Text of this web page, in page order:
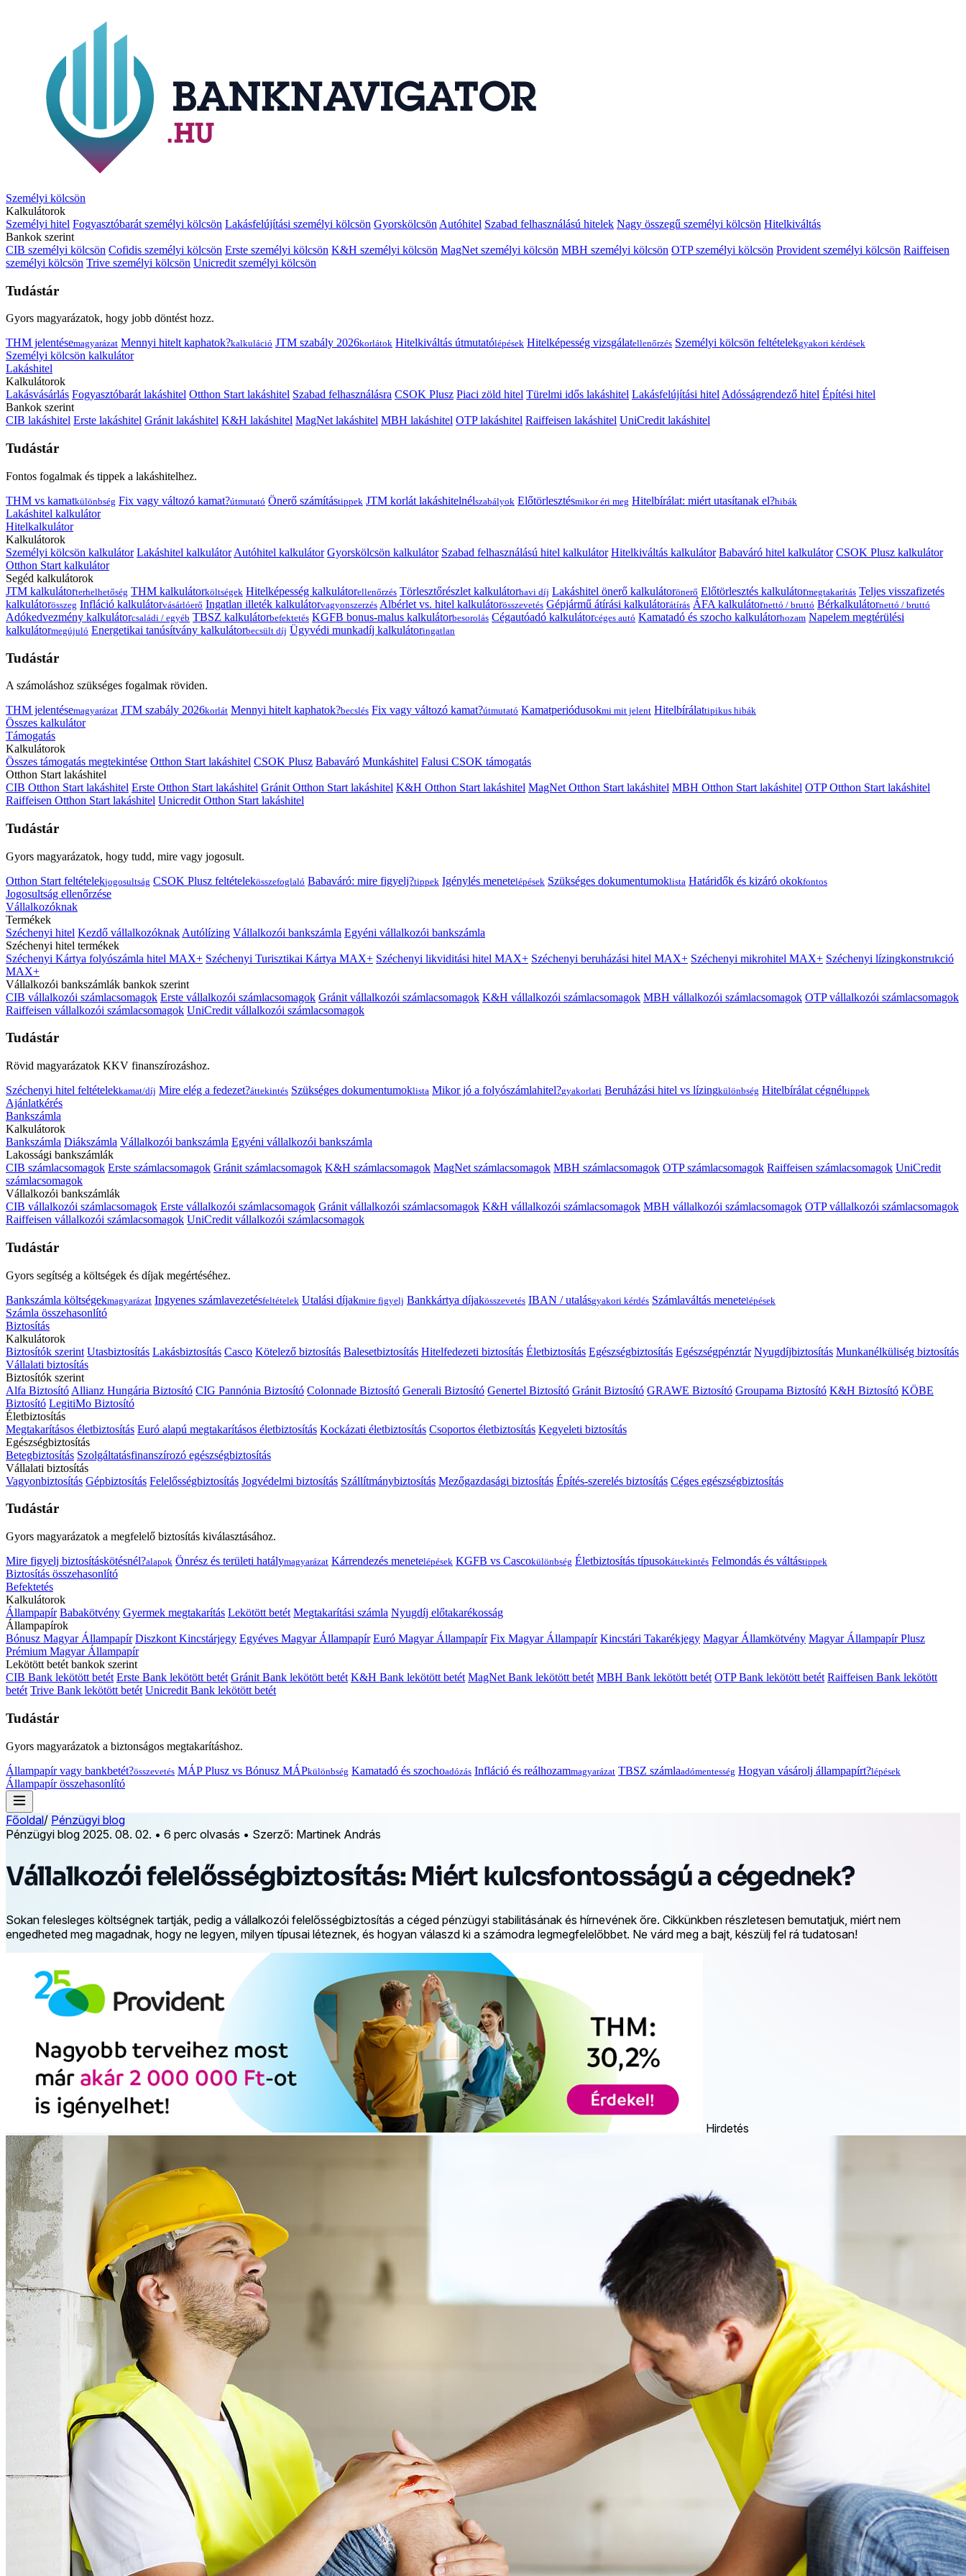
Személyi kölcsön
Kalkulátorok
Személyi hitel Fogyasztóbarát személyi kölcsön Lakásfelújítási személyi kölcsön Gyorskölcsön Autóhitel Szabad felhasználású hitelek Nagy összegű személyi kölcsön Hitelkiváltás
Bankok szerint
CIB személyi kölcsön Cofidis személyi kölcsön Erste személyi kölcsön K&H személyi kölcsön MagNet személyi kölcsön MBH személyi kölcsön OTP személyi kölcsön Provident személyi kölcsön Raiffeisen
személyi kölcsön Trive személyi kölcsön Unicredit személyi kölcsön
Tudástár
Gyors magyarázatok, hogy jobb döntést hozz.
THM jelentésemagyarázat Mennyi hitelt kaphatok?kalkuláció JTM szabály 2026korlátok Hitelkiváltás útmutatólépések Hitelképesség vizsgálatellenőrzés Személyi kölcsön feltételekgyakori kérdések
Személyi kölcsön kalkulátor
Lakáshitel
Kalkulátorok
Lakásvásárlás Fogyasztóbarát lakáshitel Otthon Start lakáshitel Szabad felhasználásra CSOK Plusz Piaci zöld hitel Türelmi idős lakáshitel Lakásfelújítási hitelAdósságrendező hitel Építési hitel
Bankok szerint
CIB lakáshitel Erste lakáshitel Gránit lakáshitel K&H lakáshitel MagNet lakáshitel MBH lakáshitel OTP lakáshitel Raiffeisen lakáshitel UniCredit lakáshitel
Tudástár
Fontos fogalmak és tippek a lakáshitelhez.
THM vs kamatkülönbség Fix vagy változó kamat?útmutató Önerő számítástippek JTM korlát lakáshitelnélszabályok Előtörlesztésmikor éri meg Hitelbírálat: miért utasítanak el?hibák
Lakáshitel kalkulátor
Hitelkalkulátor
Kalkulátorok
Személyi kölcsön kalkulátor Lakáshitel kalkulátor Autóhitel kalkulátor Gyorskölcsön kalkulátor Szabad felhasználású hitel kalkulátor Hitelkiváltás kalkulátor Babaváró hitel kalkulátor CSOK Plusz kalkulátor
Otthon Start kalkulátor
Segéd kalkulátorok
JTM kalkulátorterhelhetőség THM kalkulátorköltségek Hitelképesség kalkulátorellenőrzés Törlesztőrészlet kalkulátorhavi díj Lakáshitel önerő kalkulátorönerő Előtörlesztés kalkulátormegtakarítás Teljes visszafizetés
kalkulátorösszeg Infláció kalkulátorvásárlóerő Ingatlan illeték kalkulátorvagyonszerzés Albérlet vs. hitel kalkulátorösszevetés Gépjármű átírási kalkulátorátírás ÁFA kalkulátornettó / bruttó Bérkalkulátornettó / bruttó
Adókedvezmény kalkulátorcsaládi / egyéb TBSZ kalkulátorbefektetés KGFB bonus-malus kalkulátorbesorolás Cégautóadó kalkulátorcéges autó Kamatadó és szocho kalkulátorhozam Napelem megtérülési
kalkulátormegújuló Energetikai tanúsítvány kalkulátorbecsült díj Ügyvédi munkadíj kalkulátoringatlan
Tudástár
A számoláshoz szükséges fogalmak röviden.
THM jelentésemagyarázat JTM szabály 2026korlát Mennyi hitelt kaphatok?becslés Fix vagy változó kamat?útmutató Kamatperiódusokmi mit jelent Hitelbírálattipikus hibák
Összes kalkulátor
Támogatás
Kalkulátorok
Összes támogatás megtekintése Otthon Start lakáshitel CSOK Plusz Babaváró Munkáshitel Falusi CSOK támogatás
Otthon Start lakáshitel
CIB Otthon Start lakáshitel Erste Otthon Start lakáshitel Gránit Otthon Start lakáshitel K&H Otthon Start lakáshitel MagNet Otthon Start lakáshitel MBH Otthon Start lakáshitel OTP Otthon Start lakáshitel
Raiffeisen Otthon Start lakáshitel Unicredit Otthon Start lakáshitel
Tudástár
Gyors magyarázatok, hogy tudd, mire vagy jogosult.
Otthon Start feltételekjogosultság CSOK Plusz feltételekösszefoglaló Babaváró: mire figyelj?tippek Igénylés menetelépések Szükséges dokumentumoklista Határidők és kizáró okokfontos
Jogosultság ellenőrzése
Vállalkozóknak
Termékek
Széchenyi hitel Kezdő vállalkozóknak Autólízing Vállalkozói bankszámla Egyéni vállalkozói bankszámla
Széchenyi hitel termékek
Széchenyi Kártya folyószámla hitel MAX+ Széchenyi Turisztikai Kártya MAX+ Széchenyi likviditási hitel MAX+ Széchenyi beruházási hitel MAX+ Széchenyi mikrohitel MAX+ Széchenyi lízingkonstrukció
MAX+
Vállalkozói bankszámlák bankok szerint
CIB vállalkozói számlacsomagok Erste vállalkozói számlacsomagok Gránit vállalkozói számlacsomagok K&H vállalkozói számlacsomagok MBH vállalkozói számlacsomagok OTP vállalkozói számlacsomagok
Raiffeisen vállalkozói számlacsomagok UniCredit vállalkozói számlacsomagok
Tudástár
Rövid magyarázatok KKV finanszírozáshoz.
Széchenyi hitel feltételekkamat/díj Mire elég a fedezet?áttekintés Szükséges dokumentumoklista Mikor jó a folyószámlahitel?gyakorlati Beruházási hitel vs lízingkülönbség Hitelbírálat cégnéltippek
Ajánlatkérés
Bankszámla
Kalkulátorok
Bankszámla Diákszámla Vállalkozói bankszámla Egyéni vállalkozói bankszámla
Lakossági bankszámlák
CIB számlacsomagok Erste számlacsomagok Gránit számlacsomagok K&H számlacsomagok MagNet számlacsomagok MBH számlacsomagok OTP számlacsomagok Raiffeisen számlacsomagok UniCredit
számlacsomagok
Vállalkozói bankszámlák
CIB vállalkozói számlacsomagok Erste vállalkozói számlacsomagok Gránit vállalkozói számlacsomagok K&H vállalkozói számlacsomagok MBH vállalkozói számlacsomagok OTP vállalkozói számlacsomagok
Raiffeisen vállalkozói számlacsomagok UniCredit vállalkozói számlacsomagok
Tudástár
Gyors segítség a költségek és díjak megértéséhez.
Bankszámla költségekmagyarázat Ingyenes számlavezetésfeltételek Utalási díjakmire figyelj Bankkártya díjakösszevetés IBAN / utalásgyakori kérdés Számlaváltás menetelépések
Számla összehasonlító
Biztosítás
Kalkulátorok
Biztosítók szerint Utasbiztosítás Lakásbiztosítás Casco Kötelező biztosítás Balesetbiztosítás Hitelfedezeti biztosítás Életbiztosítás Egészségbiztosítás Egészségpénztár Nyugdíjbiztosítás Munkanélküliség biztosítás
Vállalati biztosítás
Biztosítók szerint
Alfa Biztosító Allianz Hungária Biztosító CIG Pannónia Biztosító Colonnade Biztosító Generali Biztosító Genertel Biztosító Gránit Biztosító GRAWE Biztosító Groupama Biztosító K&H Biztosító KÖBE
Biztosító LegitiMo Biztosító
Életbiztosítás
Megtakarításos életbiztosítás Euró alapú megtakarításos életbiztosítás Kockázati életbiztosítás Csoportos életbiztosítás Kegyeleti biztosítás
Egészségbiztosítás
Betegbiztosítás Szolgáltatásfinanszírozó egészségbiztosítás
Vállalati biztosítás
Vagyonbiztosítás Gépbiztosítás Felelősségbiztosítás Jogvédelmi biztosítás Szállítmánybiztosítás Mezőgazdasági biztosítás Építés-szerelés biztosítás Céges egészségbiztosítás
Tudástár
Gyors magyarázatok a megfelelő biztosítás kiválasztásához.
Mire figyelj biztosításkötésnél?alapok Önrész és területi hatálymagyarázat Kárrendezés menetelépések KGFB vs Cascokülönbség Életbiztosítás típusokáttekintés Felmondás és váltástippek
Biztosítás összehasonlító
Befektetés
Kalkulátorok
Állampapír Babakötvény Gyermek megtakarítás Lekötött betét Megtakarítási számla Nyugdíj előtakarékosság
Állampapírok
Bónusz Magyar Állampapír Diszkont Kincstárjegy Egyéves Magyar Állampapír Euró Magyar Állampapír Fix Magyar Állampapír Kincstári Takarékjegy Magyar Államkötvény Magyar Állampapír Plusz
Prémium Magyar Állampapír
Lekötött betét bankok szerint
CIB Bank lekötött betét Erste Bank lekötött betét Gránit Bank lekötött betét K&H Bank lekötött betét MagNet Bank lekötött betét MBH Bank lekötött betét OTP Bank lekötött betét Raiffeisen Bank lekötött
betét Trive Bank lekötött betét Unicredit Bank lekötött betét
Tudástár
Gyors magyarázatok a biztonságos megtakarításhoz.
Állampapír vagy bankbetét?összevetés MÁP Plusz vs Bónusz MÁPkülönbség Kamatadó és szochoadózás Infláció és reálhozammagyarázat TBSZ számlaadómentesség Hogyan vásárolj állampapírt?lépések
Állampapír összehasonlító
Főoldal/ Pénzügyi blog
Pénzügyi blog 2025. 08. 02. • 6 perc olvasás • Szerző: Martinek András
Vállalkozói felelősségbiztosítás: Miért kulcsfontosságú a cégednek?
Sokan felesleges költségnek tartják, pedig a vállalkozói felelősségbiztosítás a céged pénzügyi stabilitásának és hírnevének őre. Cikkünkben részletesen bemutatjuk, miért nem
engedheted meg magadnak, hogy ne legyen, milyen típusai léteznek, és hogyan válaszd ki a számodra legmegfelelőbbet. Ne várd meg a bajt, készülj fel rá tudatosan!
Hirdetés